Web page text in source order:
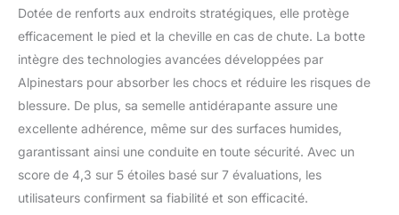
a été redessinée pour
une plus grande
performance
d’absorption d’impact,
améliorant ainsi la
résistance à l’abrasion
dans une zone clé.
Nouveau curseur de tibia
résistance
supplémentaire à
Dotée de renforts aux endroits stratégiques, elle protège
efficacement le pied et la cheville en cas de chute. La botte
intègre des technologies avancées développées par
Alpinestars pour absorber les chocs et réduire les risques de
blessure. De plus, sa semelle antidérapante assure une
excellente adhérence, même sur des surfaces humides,
garantissant ainsi une conduite en toute sécurité. Avec un
score de 4,3 sur 5 étoiles basé sur 7 évaluations, les
utilisateurs confirment sa fiabilité et son efficacité.